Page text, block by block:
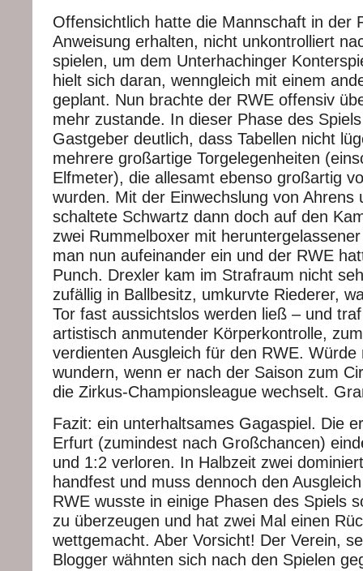
Offensichtlich hatte die Mannschaft in der
Anweisung erhalten, nicht unkontrolliert
spielen, um dem Unterhachinger
hielt sich daran, wenngleich mit einem
geplant. Nun brachte der RWE offensiv
mehr zustande. In dieser Phase des
Gastgeber deutlich, dass Tabellen nicht
mehrere großartige Torgelegenheiten
Elfmeter), die allesamt ebenso großartig
wurden. Mit der Einwechslung von Ahrens
schaltete Schwartz dann doch auf den
zwei Rummelboxer mit
man nun aufeinander ein und der RWE
Punch. Drexler kam im Strafraum nicht
zufällig in Ballbesitz, umkurvte Riederer,
Tor fast aussichtslos werden ließ – und
artistisch anmutender Körperkontrolle,
verdienten Ausgleich für den RWE. Würde
wundern, wenn er nach der Saison zum
die Zirkus-Championsleague wechselt.
Fazit: ein unterhaltsames Gagaspiel. Die
Erfurt (zumindest nach Großchancen)
und 1:2 verloren. In Halbzeit zwei
handfest und muss dennoch den
RWE wusste in einige Phasen des Spiels
zu überzeugen und hat zwei Mal einen
wettgemacht. Aber Vorsicht! Der Verein,
Blogger wähnten sich nach den Spielen